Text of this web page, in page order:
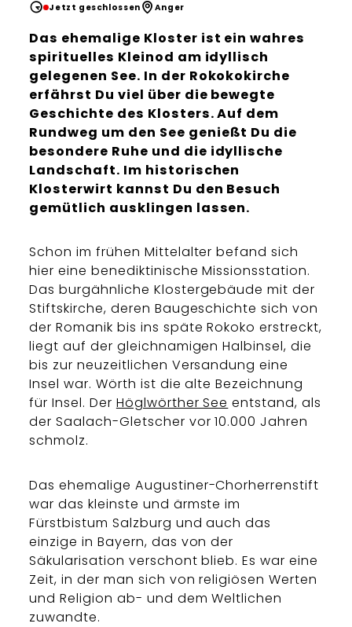
Jetzt geschlossen Anger
Das ehemalige Kloster ist ein wahres
spirituelles Kleinod am idyllisch
gelegenen See. In der Rokokokirche
erfährst Du viel über die bewegte
Geschichte des Klosters. Auf dem
Rundweg um den See genießt Du die
besondere Ruhe und die idyllische
Landschaft. Im historischen
Klosterwirt kannst Du den Besuch
gemütlich ausklingen lassen.
Schon im frühen Mittelalter befand sich
hier eine benediktinische Missionsstation.
Das burgähnliche Klostergebäude mit der
Stiftskirche, deren Baugeschichte sich von
der Romanik bis ins späte Rokoko erstreckt,
liegt auf der gleichnamigen Halbinsel, die
bis zur neuzeitlichen Versandung eine
Insel war. Wörth ist die alte Bezeichnung
für Insel. Der Höglwörther See entstand, als
der Saalach-Gletscher vor 10.000 Jahren
schmolz.
Das ehemalige Augustiner-Chorherrenstift
war das kleinste und ärmste im
Fürstbistum Salzburg und auch das
einzige in Bayern, das von der
Säkularisation verschont blieb. Es war eine
Zeit, in der man sich von religiösen Werten
und Religion ab- und dem Weltlichen
zuwandte.